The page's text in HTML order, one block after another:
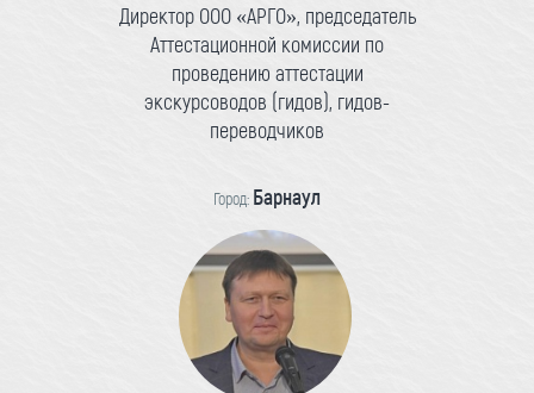
Директор ООО «АРГО», председатель
Аттестационной комиссии по
проведению аттестации
экскурсоводов (гидов), гидов-
переводчиков
Город: Барнаул